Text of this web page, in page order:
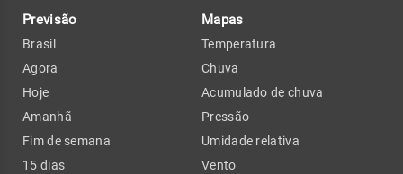
Previsão
Brasil
Agora
Hoje
Amanhã
Fim de semana
15 dias
Mapas
Temperatura
Chuva
Acumulado de chuva
Pressão
Umidade relativa
Vento